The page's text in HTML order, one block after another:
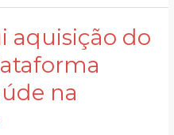
aquisição do
na